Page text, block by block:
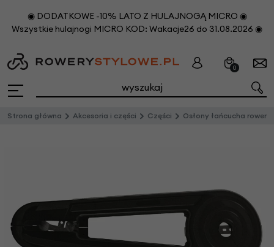
◉ DODATKOWE -10% LATO Z HULAJNOGĄ MICRO ◉
Wszystkie hulajnogi MICRO KOD: Wakacje26 do 31.08.2026 ◉
0
Strona główna Akcesoria i części Części Osłony łańcucha rowerowego